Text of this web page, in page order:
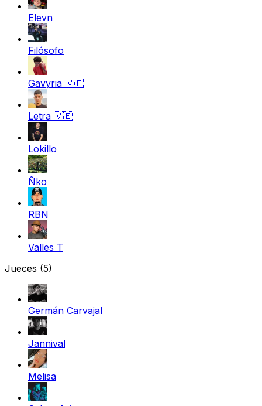
Elevn
Filósofo
Gavyria 🇻🇪
Letra 🇻🇪
Lokillo
Ñko
RBN
Valles T
Jueces (5)
Germán Carvajal
Jannival
Melisa